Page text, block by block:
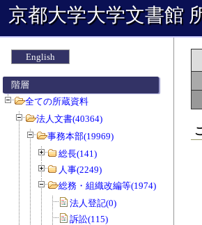
京都大学大学文書館
English
階層
全ての所蔵資料
法人文書(40364)
事務本部(19969)
総長(141)
人事(2249)
総務・組織改編等(1974)
法人登記(0)
訴訟(115)